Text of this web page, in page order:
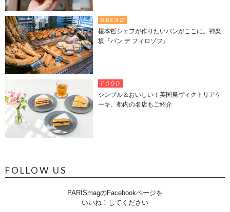
BREAD
榎本哲シェフが作りたいパンがここに。神楽
坂『パン デ フィロゾフ』
FOOD
シンプル＆おいしい！英国発ヴィクトリアケ
ーキ。都内の名店もご紹介
FOLLOW US
PARISmagのFacebookページを
いいね！してください